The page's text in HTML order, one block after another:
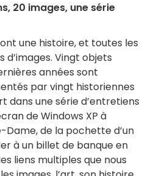
20 images, une série
une histoire, et toutes les
d’images. Vingt objets
années sont
par vingt historiennes
dans une série d’entretiens
de Windows XP à
Dame, de la pochette d’un
à un billet de banque en
liens multiples que nous